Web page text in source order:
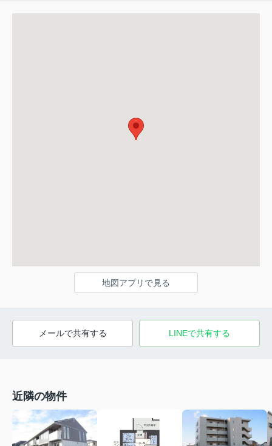
地図アプリで見る
メールで共有する LINEで共有する
近隣の物件